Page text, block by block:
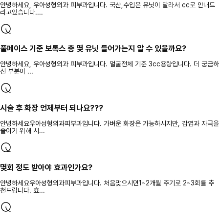
안녕하세요, 우아성형외과 피부과입니다. 국산,수입은 유닛이 달라서 cc로 안내드
리고있습니다....
풀페이스 기준 보톡스 총 몇 유닛 들어가는지 알 수 있을까요?
안녕하세요, 우아성형외과 피부과입니다. 얼굴전체 기준 3cc용량입니다. 더 궁금하
신 부분이 ...
시술 후 화장 언제부터 되나요???
안녕하세요우아성형외과피부과입니다. 가벼운 화장은 가능하시지만, 감염과 자극을
줄이기 위해 시...
몇회 정도 받아야 효과인가요?
안녕하세요우아성형외과피부과입니다. 처음맞으시면1~2개월 주기로 2~3회를 추
천드립니다. 효...